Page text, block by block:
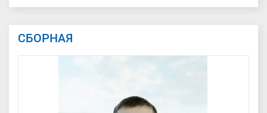
СБОРНАЯ